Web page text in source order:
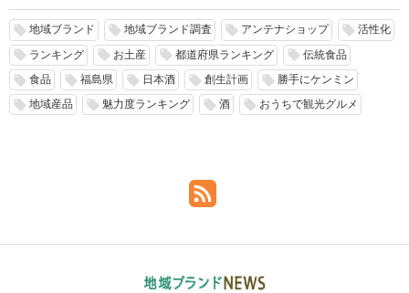
local_offer 地域ブランド local_offer 地域ブランド調査 local_offer アンテナショップ local_offer 活性化
local_offer ランキング local_offer お土産 local_offer 都道府県ランキング local_offer 伝統食品
local_offer 食品 local_offer 福島県 local_offer 日本酒 local_offer 創生計画 local_offer 勝手にケンミン
local_offer 地域産品 local_offer 魅力度ランキング local_offer 酒 local_offer おうちで観光グルメ